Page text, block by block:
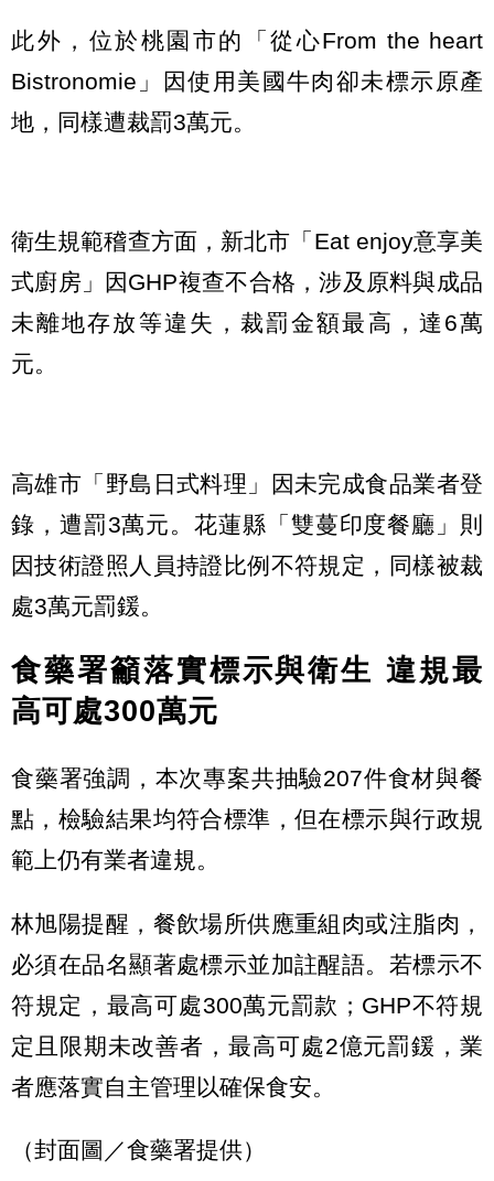
此外，位於桃園市的「從心From the heart
Bistronomie」因使用美國牛肉卻未標示原產
地，同樣遭裁罰3萬元。
衛生規範稽查方面，新北市「Eat enjoy意享美
式廚房」因GHP複查不合格，涉及原料與成品
未離地存放等違失，裁罰金額最高，達6萬
元。
高雄市「野島日式料理」因未完成食品業者登
錄，遭罰3萬元。花蓮縣「雙蔓印度餐廳」則
因技術證照人員持證比例不符規定，同樣被裁
處3萬元罰鍰。
食藥署籲落實標示與衛生 違規最
高可處300萬元
食藥署強調，本次專案共抽驗207件食材與餐
點，檢驗結果均符合標準，但在標示與行政規
範上仍有業者違規。
林旭陽提醒，餐飲場所供應重組肉或注脂肉，
必須在品名顯著處標示並加註醒語。若標示不
符規定，最高可處300萬元罰款；GHP不符規
定且限期未改善者，最高可處2億元罰鍰，業
者應落實自主管理以確保食安。
（封面圖／食藥署提供）